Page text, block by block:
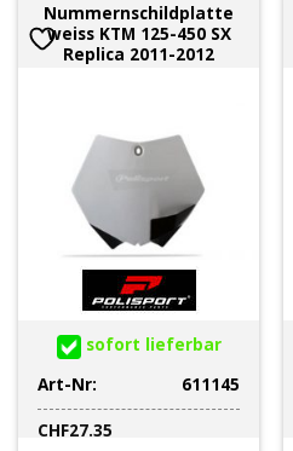
Nummernschildplatte
weiss KTM 125-450 SX
Replica 2011-2012
sofort lieferbar
Art-Nr:
611145
CHF27.35